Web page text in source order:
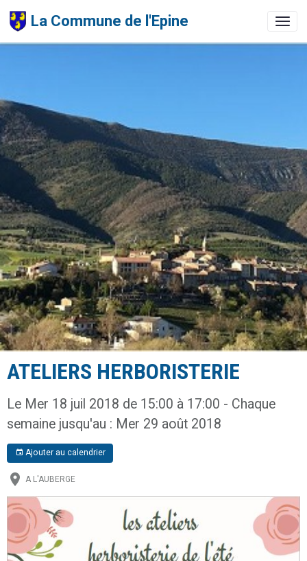
La Commune de l'Epine
ATELIERS HERBORISTERIE
Le Mer 18 juil 2018 de 15:00 à 17:00 - Chaque
semaine jusqu'au : Mer 29 août 2018
Ajouter au calendrier
A L'AUBERGE